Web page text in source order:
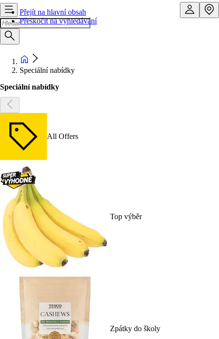
Přejít na hlavní obsah
Přeskočit na vyhledávání
Speciální nabídky
Speciální nabídky
All Offers
Top výběr
Zpátky do školy